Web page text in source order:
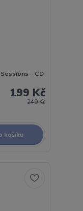
- CD
249 Kč
199 Kč
košíku